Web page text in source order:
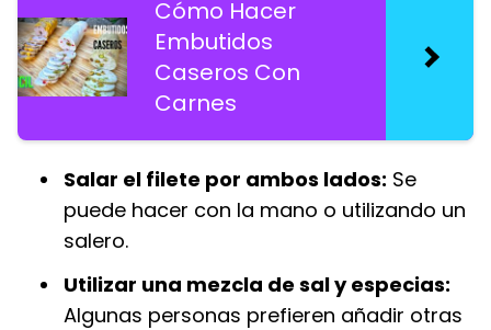
Cómo Hacer
Embutidos
Caseros Con
Carnes
Salar el filete por ambos lados: Se
puede hacer con la mano o utilizando un
salero.
Utilizar una mezcla de sal y especias:
Algunas personas prefieren añadir otras